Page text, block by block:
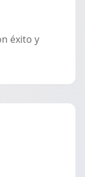
éxito y